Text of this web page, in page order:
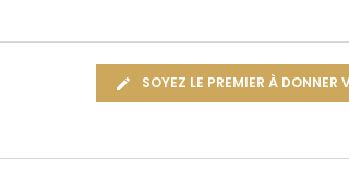
SOYEZ LE PREMIER À DONNER